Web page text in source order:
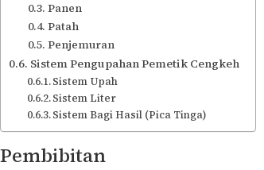
Panen
Patah
Penjemuran
Sistem Pengupahan Pemetik Cengkeh
Sistem Upah
Sistem Liter
Sistem Bagi Hasil (Pica Tinga)
Pembibitan